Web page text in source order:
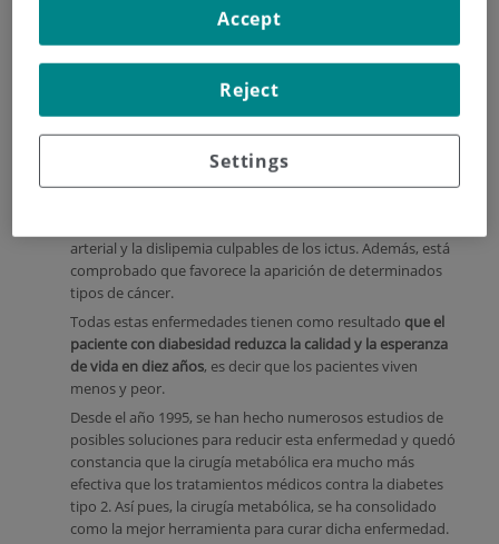
Actualmente en España tenemos ya un 15 % de diabéticos
tipo 2, es decir el doble que hace 15 años.
Para poder entender de donde viene esta enfermedad, hay
que partir de la obesidad y como esta
del páncreas porque debe producir más insulina,
a pesar de los medicamentos antidiabéticos orales y avanza
hasta acabar con sus reservas.
Entre losefectos de la diabetes tipo 2se encuentran las
arterial y la dislipemia culpables de los ictus. Además, está
comprobado que favorece la aparición de determinados
tipos de cáncer.
Todas estas enfermedades tienen como resultado que el
paciente con diabesidad reduzca la calidad y la esperanza
de vida en diez años, es decir que los pacientes viven
menos y peor.
Desde el año 1995, se han hecho numerosos estudios de
posibles soluciones para reducir esta enfermedad y quedó
constancia que la cirugía metabólica era mucho más
efectiva que los tratamientos médicos contra la diabetes
tipo 2. Así pues, la cirugía metabólica, se ha consolidado
como la mejor herramienta para curar dicha enfermedad.
Settings
Reject
Accept